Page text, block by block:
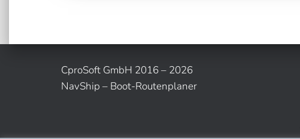
CproSoft GmbH 2016 – 2026
NavShip – Boot-Routenplaner